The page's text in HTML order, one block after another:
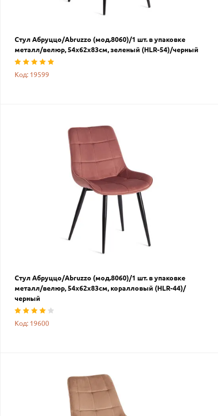
Стул Абруццо/Abruzzo (мод.8060)/1 шт. в упаковке
металл/велюр, 54х62х83см, зеленый (HLR-54)/черный
Код: 19599
Стул Абруццо/Abruzzo (мод.8060)/1 шт. в упаковке
металл/велюр, 54х62х83см, коралловый (HLR-44)/
черный
Код: 19600